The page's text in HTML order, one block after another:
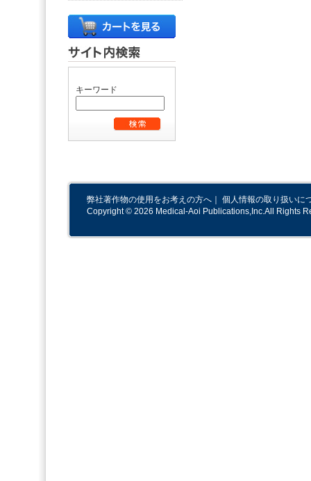
キーワード
弊社著作物の使用をお考えの方へ ｜ 個人情報の取り扱いに
Copyright © 2026 Medical-Aoi Publications,Inc.All Rights